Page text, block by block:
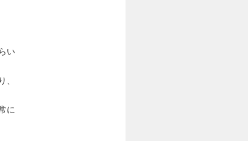
い
、
に